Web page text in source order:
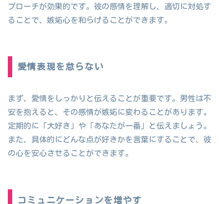
プローチが効果的です。彼の感情を理解し、適切に対処す
ることで、嫉妬心を和らげることができます。
愛情表現を怠らない
まず、愛情をしっかりと伝えることが重要です。男性は不
安を抱えると、その感情が嫉妬に変わることがあります。
定期的に「大好き」や「あなたが一番」と伝えましょう。
また、具体的にどんな点が好きかを言葉にすることで、彼
の心を安心させることができます。
コミュニケーションを増やす